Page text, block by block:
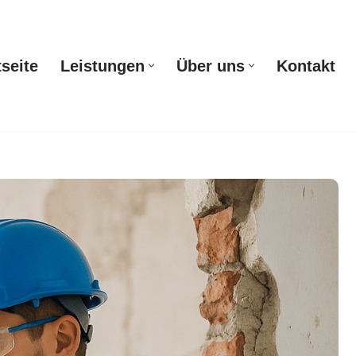
Leistungen Über uns Kontakt
Startseite Leistungen Über uns Kontakt